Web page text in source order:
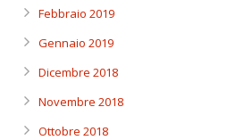
Febbraio 2019
Gennaio 2019
Dicembre 2018
Novembre 2018
Ottobre 2018